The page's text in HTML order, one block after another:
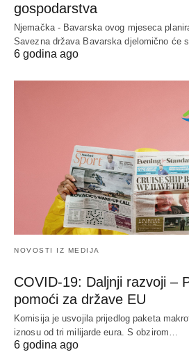
gospodarstva
Njemačka - Bavarska ovog mjeseca
Savezna država Bavarska djelomično će
6 godina ago
NOVOSTI IZ MEDIJA
COVID-19: Daljnji razvoji –
pomoći za države EU
Komisija je usvojila prijedlog paketa
iznosu od tri milijarde eura. S obzirom…
6 godina ago